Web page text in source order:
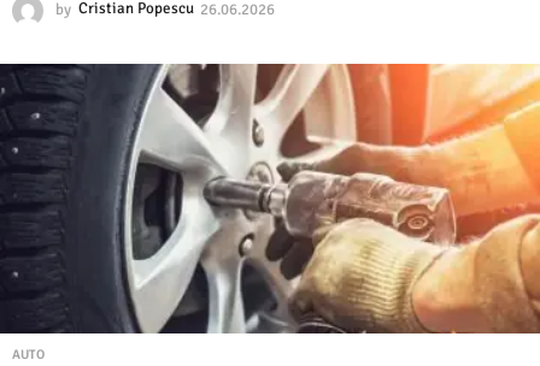
by Cristian Popescu 26.06.2026
0
6
.
2
0
2
6
AUTO